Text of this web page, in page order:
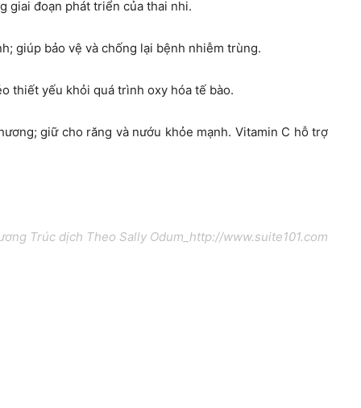
giai đoạn phát triển của thai nhi.
giúp bảo vệ và chống lại bệnh nhiễm trùng.
thiết yếu khỏi quá trình oxy hóa tế bào.
giữ cho răng và nướu khỏe mạnh. Vitamin C hỗ trợ
Trúc dịch Theo Sally Odum_http://www.suite101.com